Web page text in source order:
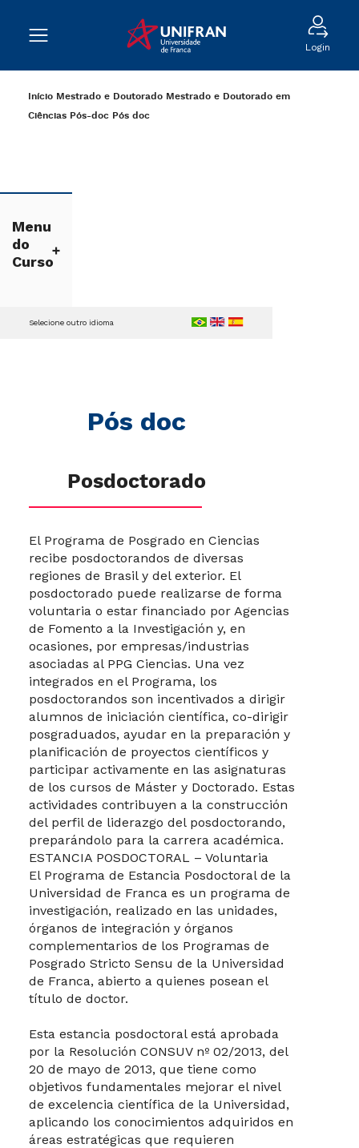
Login
Início Mestrado e Doutorado Mestrado e Doutorado em
Ciências Pós-doc Pós doc
Menu
do
Curso
Pós doc
Selecione outro idioma
Posdoctorado
El Programa de Posgrado en Ciencias
recibe posdoctorandos de diversas
regiones de Brasil y del exterior. El
posdoctorado puede realizarse de forma
voluntaria o estar financiado por Agencias
de Fomento a la Investigación y, en
ocasiones, por empresas/industrias
asociadas al PPG Ciencias. Una vez
integrados en el Programa, los
posdoctorandos son incentivados a dirigir
alumnos de iniciación científica, co-dirigir
posgraduados, ayudar en la preparación y
planificación de proyectos científicos y
participar activamente en las asignaturas
de los cursos de Máster y Doctorado. Estas
actividades contribuyen a la construcción
del perfil de liderazgo del posdoctorando,
preparándolo para la carrera académica.
ESTANCIA POSDOCTORAL – Voluntaria
El Programa de Estancia Posdoctoral de la
Universidad de Franca es un programa de
investigación, realizado en las unidades,
órganos de integración y órganos
complementarios de los Programas de
Posgrado Stricto Sensu de la Universidad
de Franca, abierto a quienes posean el
título de doctor.
Esta estancia posdoctoral está aprobada
por la Resolución CONSUV nº 02/2013, del
20 de mayo de 2013, que tiene como
objetivos fundamentales mejorar el nivel
de excelencia científica de la Universidad,
aplicando los conocimientos adquiridos en
áreas estratégicas que requieren